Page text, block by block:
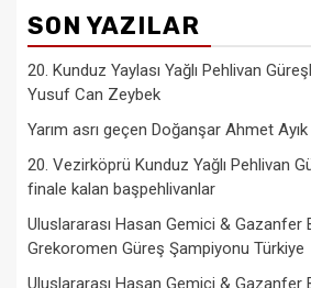
SON YAZILAR
20. Kunduz Yaylası Yağlı Pehlivan
Yusuf Can Zeybek
Yarım asrı geçen Doğanşar Ahmet
20. Vezirköprü Kunduz Yağlı Pehlivan
finale kalan başpehlivanlar
Uluslararası Hasan Gemici & Gazanfer
Grekoromen Güreş Şampiyonu Türkiye
Uluslararası Hasan Gemici & Gazanfer